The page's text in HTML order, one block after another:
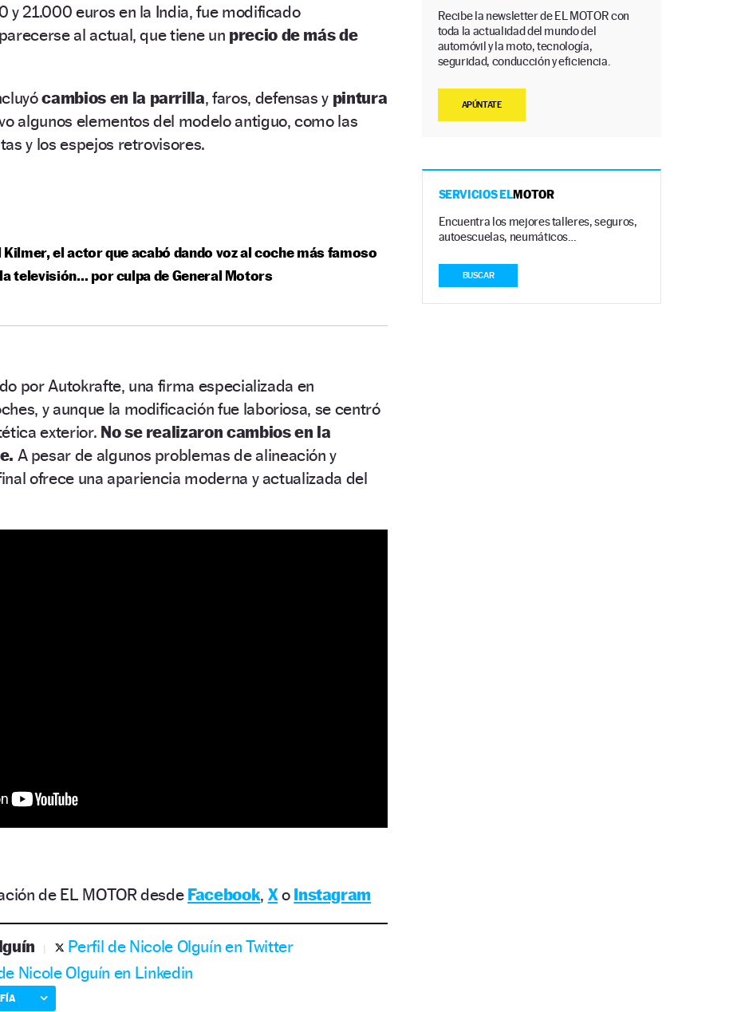
y 21.000 euros en la India, fue modificado
al actual, que tiene un precio de más de
cambios en la parrilla, faros, defensas y pintura
algunos elementos del modelo antiguo, como las
y los espejos retrovisores.
Kilmer, el actor que acabó dando voz al coche más famoso
televisión… por culpa de General Motors
por Autokrafte, una firma especializada en
y aunque la modificación fue laboriosa, se centró
exterior. No se realizaron cambios en la
A pesar de algunos problemas de alineación y
ofrece una apariencia moderna y actualizada del
de EL MOTOR desde Facebook, Xo Instagram
Perfil de Nicole Olguín en Twitter
Nicole Olguín en Linkedin
Recibe la newsletter de EL MOTOR con
toda la actualidad del mundo del
automóvil y la moto, tecnología,
seguridad, conducción y eficiencia.
APÚNTATE
SERVICIOS ELMOTOR
Encuentra los mejores talleres, seguros,
autoescuelas, neumáticos…
BUSCAR